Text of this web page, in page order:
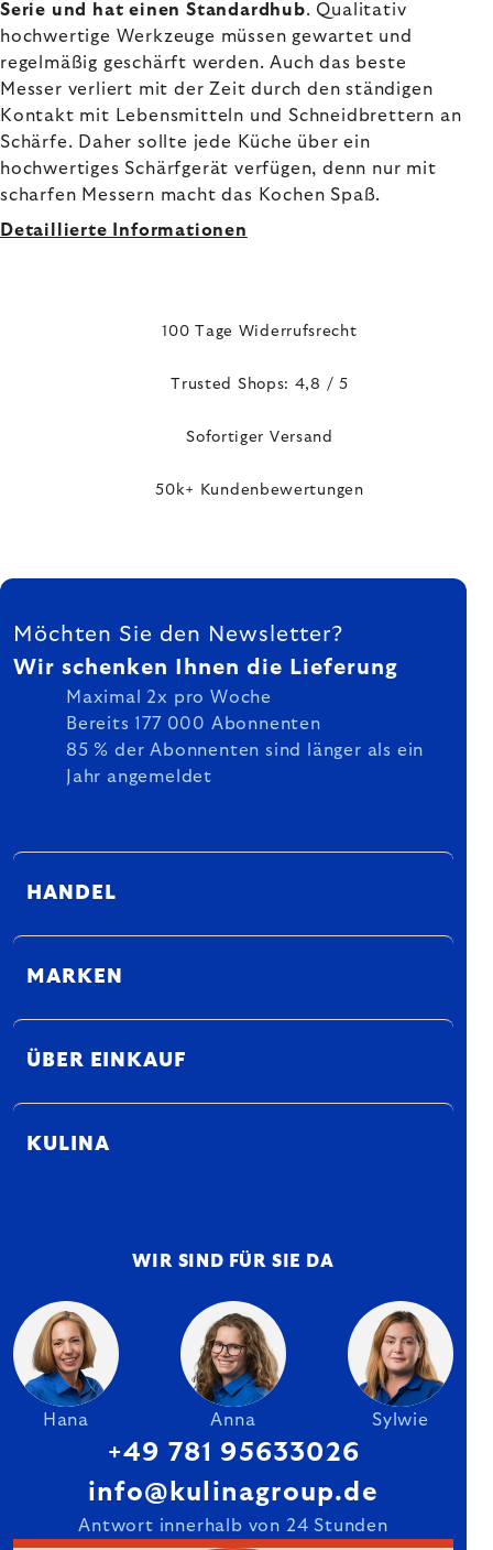
Serie und hat einen Standardhub. Qualitativ
hochwertige Werkzeuge müssen gewartet und
regelmäßig geschärft werden. Auch das beste
Messer verliert mit der Zeit durch den ständigen
Kontakt mit Lebensmitteln und Schneidbrettern an
Schärfe. Daher sollte jede Küche über ein
hochwertiges Schärfgerät verfügen, denn nur mit
scharfen Messern macht das Kochen Spaß.
Detaillierte Informationen
100 Tage Widerrufsrecht
Trusted Shops: 4,8 / 5
Sofortiger Versand
50k+ Kundenbewertungen
FUSSZEILE
Möchten Sie den Newsletter?
Wir schenken Ihnen die Lieferung
Maximal 2x pro Woche
Bereits 177 000 Abonnenten
85 % der Abonnenten sind länger als ein
Jahr angemeldet
HANDEL
MARKEN
ÜBER EINKAUF
KULINA
WIR SIND FÜR SIE DA
Hana Anna Sylwie
+49 781 95633026
info@kulinagroup.de
Antwort innerhalb von 24 Stunden